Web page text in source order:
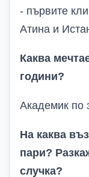
- първите
Атина и
Каква
години?
Академик по
На каква
пари?
случка?